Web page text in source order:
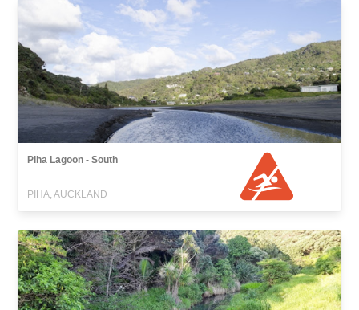
Piha Lagoon - South
PIHA, AUCKLAND